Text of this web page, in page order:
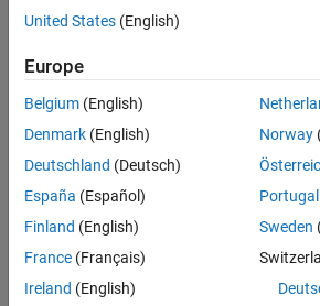
To add this type of trailer to the 3D
Add a
In the block, set the
Dimensions
expand all
Top-down view
Top-
United States (English)
Europe
Belgium (English)
Denmark (English)
Deutschland (Deutsch)
España (Español)
Finland (English)
France (Français)
Ireland (English)
Norway
Portugal
Sweden